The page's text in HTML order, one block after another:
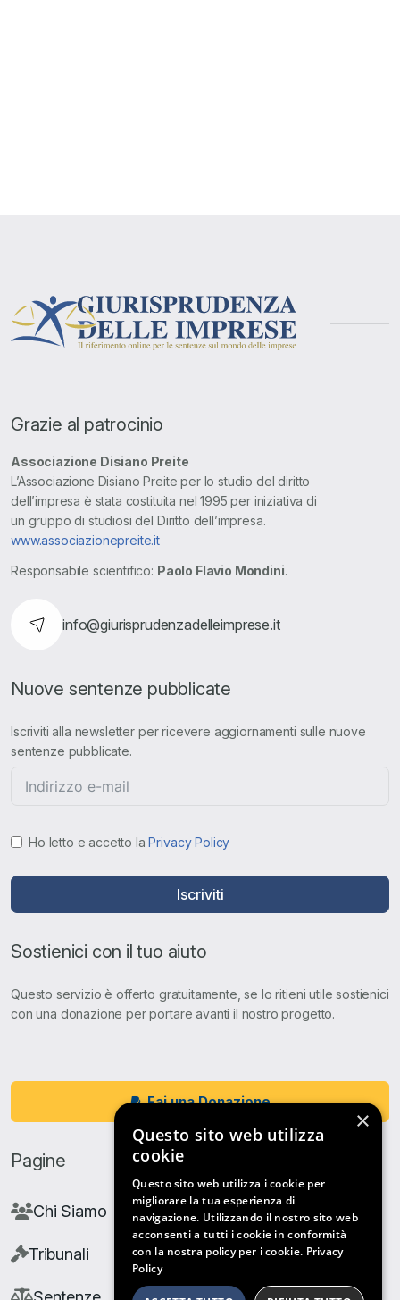
Grazie al patrocinio
Associazione Disiano Preite
L’Associazione Disiano Preite per lo studio del diritto
dell’impresa è stata costituita nel 1995 per iniziativa di
un gruppo di studiosi del Diritto dell’impresa.
www.associazionepreite.it
Responsabile scientifico: Paolo Flavio Mondini.
info@giurisprudenzadelleimprese.it
Nuove sentenze pubblicate
Iscriviti alla newsletter per ricevere aggiornamenti sulle nuove
sentenze pubblicate.
Ho letto e accetto laPrivacy Policy
Iscriviti
Sostienici con il tuo aiuto
Questo servizio è offerto gratuitamente, se lo ritieni utile sostienici
con una donazione per portare avanti il nostro progetto.
Fai una Donazione
Pagine
Chi Siamo
Tribunali
×
Questo sito web utilizza
cookie
Questo sito web utilizza i cookie per
migliorare la tua esperienza di
navigazione. Utilizzando il nostro sito web
acconsenti a tutti i cookie in conformità
con la nostra policy per i cookie. Privacy
Policy